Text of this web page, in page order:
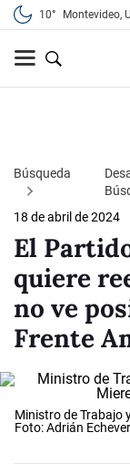
10° Montevideo,
Búsqueda
18 de abril de 2024
El
quiere
no ve
Frente
Ministro de Trabajo
Foto: Adrián